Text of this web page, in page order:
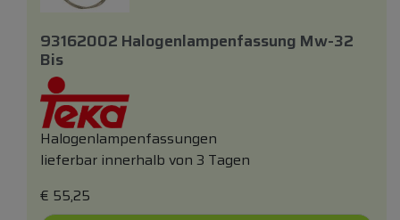
93162002 Halogenlampenfassung Mw-32
Bis
Halogenlampenfassungen
lieferbar innerhalb von 3 Tagen
€ 55,25